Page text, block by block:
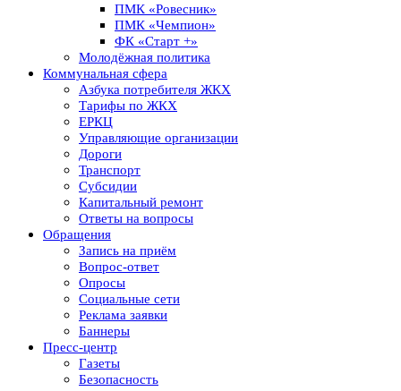
ПМК «Ровесник»
ПМК «Чемпион»
ФК «Старт +»
Молодёжная политика
Коммунальная сфера
Азбука потребителя ЖКХ
Тарифы по ЖКХ
ЕРКЦ
Управляющие организации
Дороги
Транспорт
Субсидии
Капитальный ремонт
Ответы на вопросы
Обращения
Запись на приём
Вопрос-ответ
Опросы
Социальные сети
Реклама заявки
Баннеры
Пресс-центр
Газеты
Безопасность